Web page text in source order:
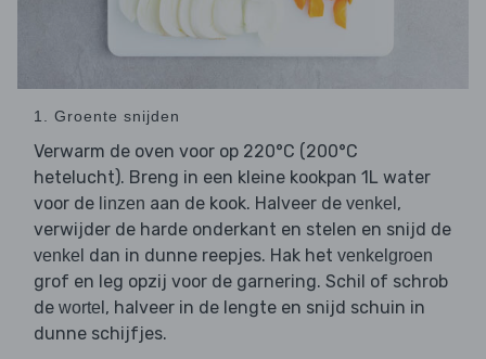
1. Groente snijden
Verwarm de oven voor op 220°C (200°C
hetelucht). Breng in een kleine kookpan 1L water
voor de linzen aan de kook. Halveer de venkel ,
verwijder de harde onderkant en stelen en snijd de
venkel dan in dunne reepjes. Hak het venkelgroen
grof en leg opzij voor de garnering. Schil of schrob
de wortel , halveer in de lengte en snijd schuin in
dunne schijfjes.